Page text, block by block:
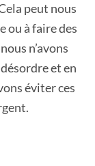
peut nous
ou à faire des
n’avons
et en
éviter ces